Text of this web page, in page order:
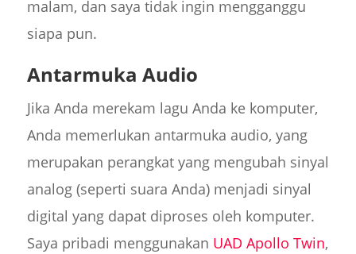
malam, dan saya tidak ingin mengganggu
siapa pun.
Antarmuka Audio
Jika Anda merekam lagu Anda ke komputer,
Anda memerlukan antarmuka audio, yang
merupakan perangkat yang mengubah sinyal
analog (seperti suara Anda) menjadi sinyal
digital yang dapat diproses oleh komputer.
Saya pribadi menggunakan UAD Apollo Twin,